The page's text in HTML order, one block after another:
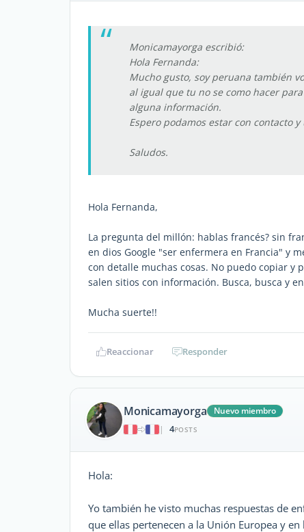
Monicamayorga escribió:
Hola Fernanda:
Mucho gusto, soy peruana también
al igual que tu no se como hacer
alguna información.
Espero podamos estar con contacto
Saludos.
Hola Fernanda,
La pregunta del millón: hablas francés? sin
en dios Google "ser enfermera en Francia" y
con detalle muchas cosas. No puedo copiar y
salen sitios con información. Busca, busca y
Mucha suerte!!
Reaccionar Responder
Monicamayorga
Nuevo miembro
|
4POSTS
Hola:
Yo también he visto muchas respuestas de
que ellas pertenecen a la Unión Europea y